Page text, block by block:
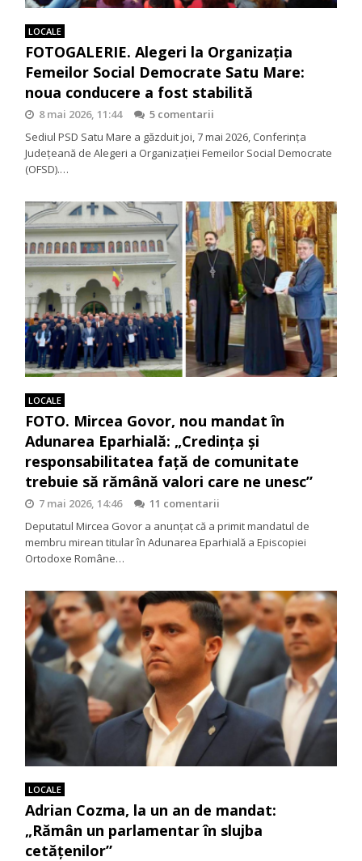
LOCALE
FOTOGALERIE. Alegeri la Organizația
Femeilor Social Democrate Satu Mare:
noua conducere a fost stabilită
8 mai 2026, 11:44
5 comentarii
Sediul PSD Satu Mare a găzduit joi, 7 mai 2026, Conferința
Județeană de Alegeri a Organizației Femeilor Social Democrate
(OFSD).…
LOCALE
FOTO. Mircea Govor, nou mandat în
Adunarea Eparhială: „Credința și
responsabilitatea față de comunitate
trebuie să rămână valori care ne unesc”
7 mai 2026, 14:46
11 comentarii
Deputatul Mircea Govor a anunțat că a primit mandatul de
membru mirean titular în Adunarea Eparhială a Episcopiei
Ortodoxe Române…
LOCALE
Adrian Cozma, la un an de mandat:
„Rămân un parlamentar în slujba
cetățenilor”